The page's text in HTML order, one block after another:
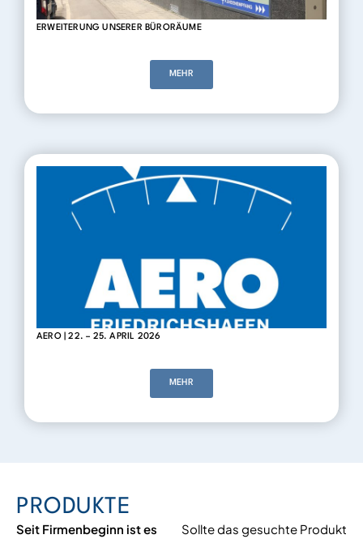
ERWEITERUNG UNSERER BÜRORÄUME
MEHR
AERO | 22. – 25. APRIL 2026
MEHR
PRODUKTE
Seit Firmenbeginn ist es
Sollte das gesuchte Produkt